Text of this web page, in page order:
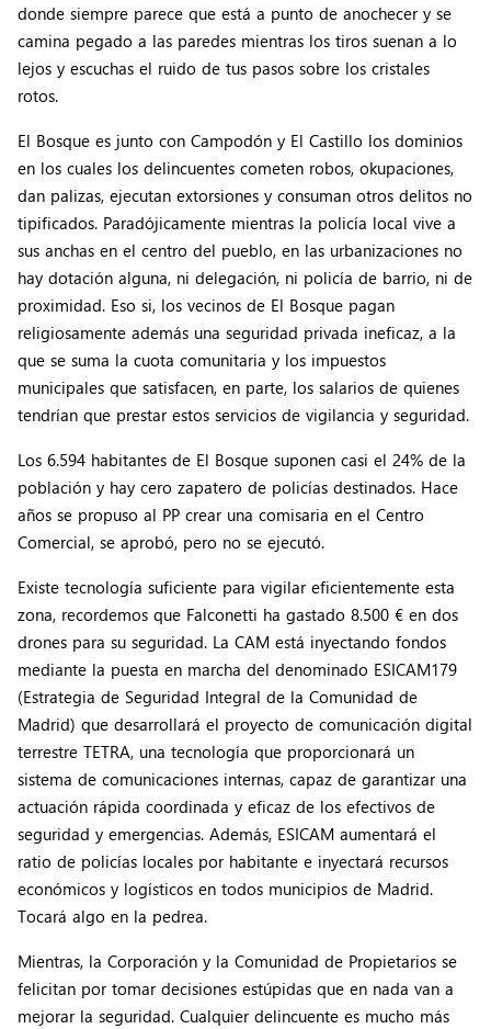
donde siempre parece que está a punto de anochecer y se
camina pegado a las paredes mientras los tiros suenan a lo
lejos y escuchas el ruido de tus pasos sobre los cristales
rotos.
El Bosque es junto con Campodón y El Castillo los dominios
en los cuales los delincuentes cometen robos, okupaciones,
dan palizas, ejecutan extorsiones y consuman otros delitos no
tipificados. Paradójicamente mientras la policía local vive a
sus anchas en el centro del pueblo, en las urbanizaciones no
hay dotación alguna, ni delegación, ni policía de barrio, ni de
proximidad. Eso si, los vecinos de El Bosque pagan
religiosamente además una seguridad privada ineficaz, a la
que se suma la cuota comunitaria y los impuestos
municipales que satisfacen, en parte, los salarios de quienes
tendrían que prestar estos servicios de vigilancia y seguridad.
Los 6.594 habitantes de El Bosque suponen casi el 24% de la
población y hay cero zapatero de policías destinados. Hace
años se propuso al PP crear una comisaria en el Centro
Comercial, se aprobó, pero no se ejecutó.
Existe tecnología suficiente para vigilar eficientemente esta
zona, recordemos que Falconetti ha gastado 8.500 € en dos
drones para su seguridad. La CAM está inyectando fondos
mediante la puesta en marcha del denominado ESICAM179
(Estrategia de Seguridad Integral de la Comunidad de
Madrid) que desarrollará el proyecto de comunicación digital
terrestre TETRA, una tecnología que proporcionará un
sistema de comunicaciones internas, capaz de garantizar una
actuación rápida coordinada y eficaz de los efectivos de
seguridad y emergencias. Además, ESICAM aumentará el
ratio de policías locales por habitante e inyectará recursos
económicos y logísticos en todos municipios de Madrid.
Tocará algo en la pedrea.
Mientras, la Corporación y la Comunidad de Propietarios se
felicitan por tomar decisiones estúpidas que en nada van a
mejorar la seguridad. Cualquier delincuente es mucho más